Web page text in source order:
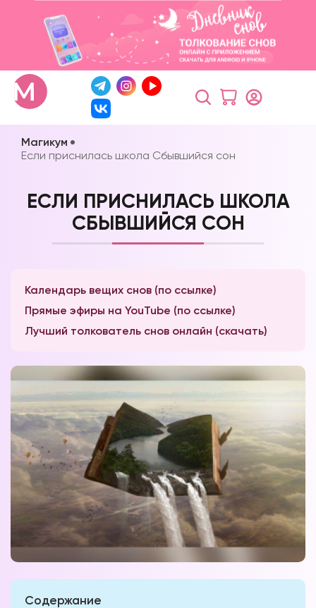
Магикум
Если приснилась школа Сбывшийся сон
ЕСЛИ ПРИСНИЛАСЬ ШКОЛА
СБЫВШИЙСЯ СОН
Календарь вещих снов (по ссылке)
Прямые эфиры на YouTube (по ссылке)
Лучший толкователь снов онлайн (скачать)
Содержание